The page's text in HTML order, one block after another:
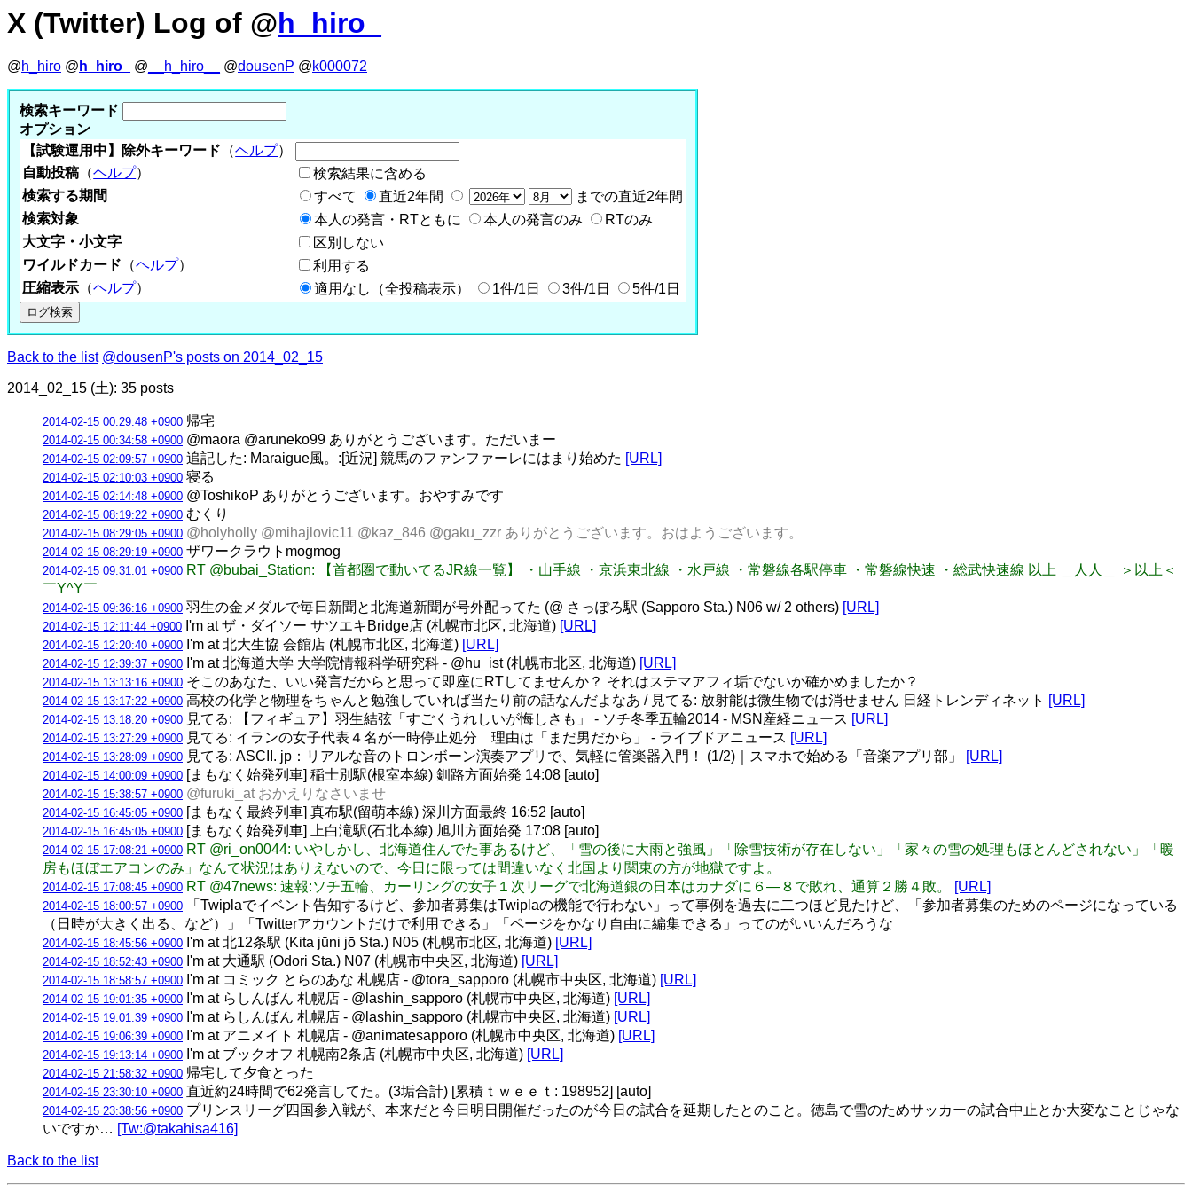
X (Twitter) Log of @h_hiro_
@h_hiro @ h_hiro_ @ __h_hiro__ @dousenP @k000072
検索キーワード
オプション
【試験運用中】除外キーワード （ヘルプ）
自動投稿 （ヘルプ）
検索結果に含める
検索する期間
すべて 直近2年間
までの直近2年間
検索対象
本人の発言・RTともに 本人の発言のみ
RTのみ
大文字・小文字
区別しない
ワイルドカード （ヘルプ）
利用する
圧縮表示 （ヘルプ） 適用なし（全投稿表示） 1件/1日 3件/1日 5件/1日
Back to the list @dousenP's posts on 2014_02_15
2014_02_15 (土): 35 posts
2014-02-15 00:29:48 +0900 帰宅
2014-02-15 00:34:58 +0900 @maora @aruneko99 ありがとうございます。ただいまー
2014-02-15 02:09:57 +0900 追記した: Maraigue風。:[近況] 競馬のファンファーレにはまり始めた [URL]
2014-02-15 02:10:03 +0900 寝る
2014-02-15 02:14:48 +0900 @ToshikoP ありがとうございます。おやすみです
2014-02-15 08:19:22 +0900 むくり
2014-02-15 08:29:05 +0900 @holyholly @mihajlovic11 @kaz_846 @gaku_zzr ありがとうございます。おはようございます。
2014-02-15 08:29:19 +0900 ザワークラウトmogmog
2014-02-15 09:31:01 +0900 RT @bubai_Station: 【首都圏で動いてるJR線一覧】 ・山手線 ・京浜東北線 ・水戸線 ・常磐線各駅停車 ・常磐線快速 ・総武快速線 以上 ＿人人＿ ＞以上＜
￣Y^Y￣
2014-02-15 09:36:16 +0900 羽生の金メダルで毎日新聞と北海道新聞が号外配ってた (@ さっぽろ駅 (Sapporo Sta.) N06 w/ 2 others) [URL]
2014-02-15 12:11:44 +0900 I'm at ザ・ダイソー サツエキBridge店 (札幌市北区, 北海道) [URL]
2014-02-15 12:20:40 +0900 I'm at 北大生協 会館店 (札幌市北区, 北海道) [URL]
2014-02-15 12:39:37 +0900 I'm at 北海道大学 大学院情報科学研究科 - @hu_ist (札幌市北区, 北海道) [URL]
2014-02-15 13:13:16 +0900 そこのあなた、いい発言だからと思って即座にRTしてませんか？ それはステマアフィ垢でないか確かめましたか？
2014-02-15 13:17:22 +0900 高校の化学と物理をちゃんと勉強していれば当たり前の話なんだよなあ / 見てる: 放射能は微生物では消せません 日経トレンディネット [URL]
2014-02-15 13:18:20 +0900 見てる: 【フィギュア】羽生結弦「すごくうれしいが悔しさも」 - ソチ冬季五輪2014 - MSN産経ニュース [URL]
2014-02-15 13:27:29 +0900 見てる: イランの女子代表４名が一時停止処分 理由は「まだ男だから」 - ライブドアニュース [URL]
2014-02-15 13:28:09 +0900 見てる: ASCII. jp：リアルな音のトロンボーン演奏アプリで、気軽に管楽器入門！ (1/2)｜スマホで始める「音楽アプリ部」 [URL]
2014-02-15 14:00:09 +0900 [まもなく始発列車] 稲士別駅(根室本線) 釧路方面始発 14:08 [auto]
2014-02-15 15:38:57 +0900 @furuki_at おかえりなさいませ
2014-02-15 16:45:05 +0900 [まもなく最終列車] 真布駅(留萌本線) 深川方面最終 16:52 [auto]
2014-02-15 16:45:05 +0900 [まもなく始発列車] 上白滝駅(石北本線) 旭川方面始発 17:08 [auto]
2014-02-15 17:08:21 +0900 RT @ri_on0044: いやしかし、北海道住んでた事あるけど、「雪の後に大雨と強風」「除雪技術が存在しない」「家々の雪の処理もほとんどされない」「暖
房もほぼエアコンのみ」なんて状況はありえないので、今日に限っては間違いなく北国より関東の方が地獄ですよ。
2014-02-15 17:08:45 +0900 RT @47news: 速報:ソチ五輪、カーリングの女子１次リーグで北海道銀の日本はカナダに６―８で敗れ、通算２勝４敗。 [URL]
2014-02-15 18:00:57 +0900 「Twiplaでイベント告知するけど、参加者募集はTwiplaの機能で行わない」って事例を過去に二つほど見たけど、「参加者募集のためのページになっている
（日時が大きく出る、など）」「Twitterアカウントだけで利用できる」「ページをかなり自由に編集できる」ってのがいいんだろうな
2014-02-15 18:45:56 +0900 I'm at 北12条駅 (Kita jūni jō Sta.) N05 (札幌市北区, 北海道) [URL]
2014-02-15 18:52:43 +0900 I'm at 大通駅 (Odori Sta.) N07 (札幌市中央区, 北海道) [URL]
2014-02-15 18:58:57 +0900 I'm at コミック とらのあな 札幌店 - @tora_sapporo (札幌市中央区, 北海道) [URL]
2014-02-15 19:01:35 +0900 I'm at らしんばん 札幌店 - @lashin_sapporo (札幌市中央区, 北海道) [URL]
2014-02-15 19:01:39 +0900 I'm at らしんばん 札幌店 - @lashin_sapporo (札幌市中央区, 北海道) [URL]
2014-02-15 19:06:39 +0900 I'm at アニメイト 札幌店 - @animatesapporo (札幌市中央区, 北海道) [URL]
2014-02-15 19:13:14 +0900 I'm at ブックオフ 札幌南2条店 (札幌市中央区, 北海道) [URL]
2014-02-15 21:58:32 +0900 帰宅して夕食とった
2014-02-15 23:30:10 +0900 直近約24時間で62発言してた。(3垢合計) [累積ｔｗｅｅｔ: 198952] [auto]
2014-02-15 23:38:56 +0900 プリンスリーグ四国参入戦が、本来だと今日明日開催だったのが今日の試合を延期したとのこと。徳島で雪のためサッカーの試合中止とか大変なことじゃな
いですか… [Tw:@takahisa416]
Back to the list